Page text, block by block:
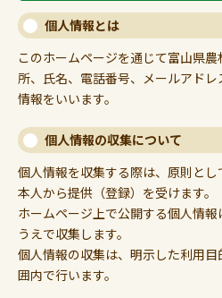
個人情報とは
このホームページを通じて富山県
所、氏名、電話番号、メールアド
情報をいいます。
個人情報の収集について
個人情報を収集する際は、原則と
本人から提供（登録）を受けます。
ホームページ上で公開する個人情
うえで収集します。
個人情報の収集は、明示した利用
囲内で行います。